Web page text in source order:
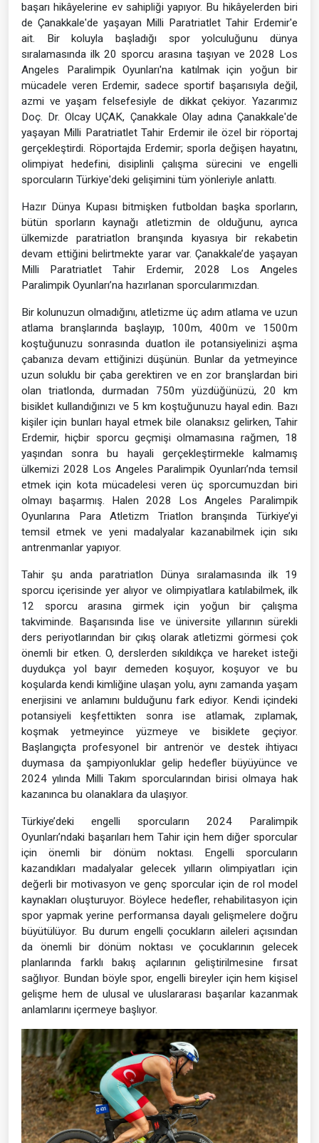
başarı hikâyelerine ev sahipliği yapıyor. Bu hikâyelerden biri
de Çanakkale'de yaşayan Milli Paratriatlet Tahir Erdemir'e
ait. Bir koluyla başladığı spor yolculuğunu dünya
sıralamasında ilk 20 sporcu arasına taşıyan ve 2028 Los
Angeles Paralimpik Oyunları'na katılmak için yoğun bir
mücadele veren Erdemir, sadece sportif başarısıyla değil,
azmi ve yaşam felsefesiyle de dikkat çekiyor. Yazarımız
Doç. Dr. Olcay UÇAK, Çanakkale Olay adına Çanakkale'de
yaşayan Milli Paratriatlet Tahir Erdemir ile özel bir röportaj
gerçekleştirdi. Röportajda Erdemir; sporla değişen hayatını,
olimpiyat hedefini, disiplinli çalışma sürecini ve engelli
sporcuların Türkiye'deki gelişimini tüm yönleriyle anlattı.
Hazır Dünya Kupası bitmişken futboldan başka sporların,
bütün sporların kaynağı atletizmin de olduğunu, ayrıca
ülkemizde paratriatlon branşında kıyasıya bir rekabetin
devam ettiğini belirtmekte yarar var. Çanakkale’de yaşayan
Milli Paratriatlet Tahir Erdemir, 2028 Los Angeles
Paralimpik Oyunları’na hazırlanan sporcularımızdan.
Bir kolunuzun olmadığını, atletizme üç adım atlama ve uzun
atlama branşlarında başlayıp, 100m, 400m ve 1500m
koştuğunuzu sonrasında duatlon ile potansiyelinizi aşma
çabanıza devam ettiğinizi düşünün. Bunlar da yetmeyince
uzun soluklu bir çaba gerektiren ve en zor branşlardan biri
olan triatlonda, durmadan 750m yüzdüğünüzü, 20 km
bisiklet kullandığınızı ve 5 km koştuğunuzu hayal edin. Bazı
kişiler için bunları hayal etmek bile olanaksız gelirken, Tahir
Erdemir, hiçbir sporcu geçmişi olmamasına rağmen, 18
yaşından sonra bu hayali gerçekleştirmekle kalmamış
ülkemizi 2028 Los Angeles Paralimpik Oyunları’nda temsil
etmek için kota mücadelesi veren üç sporcumuzdan biri
olmayı başarmış. Halen 2028 Los Angeles Paralimpik
Oyunlarına Para Atletizm Triatlon branşında Türkiye’yi
temsil etmek ve yeni madalyalar kazanabilmek için sıkı
antrenmanlar yapıyor.
Tahir şu anda paratriatlon Dünya sıralamasında ilk 19
sporcu içerisinde yer alıyor ve olimpiyatlara katılabilmek, ilk
12 sporcu arasına girmek için yoğun bir çalışma
takviminde. Başarısında lise ve üniversite yıllarının sürekli
ders periyotlarından bir çıkış olarak atletizmi görmesi çok
önemli bir etken. O, derslerden sıkıldıkça ve hareket isteği
duydukça yol bayır demeden koşuyor, koşuyor ve bu
koşularda kendi kimliğine ulaşan yolu, aynı zamanda yaşam
enerjisini ve anlamını bulduğunu fark ediyor. Kendi içindeki
potansiyeli keşfettikten sonra ise atlamak, zıplamak,
koşmak yetmeyince yüzmeye ve bisiklete geçiyor.
Başlangıçta profesyonel bir antrenör ve destek ihtiyacı
duymasa da şampiyonluklar gelip hedefler büyüyünce ve
2024 yılında Milli Takım sporcularından birisi olmaya hak
kazanınca bu olanaklara da ulaşıyor.
Türkiye’deki engelli sporcuların 2024 Paralimpik
Oyunları’ndaki başarıları hem Tahir için hem diğer sporcular
için önemli bir dönüm noktası. Engelli sporcuların
kazandıkları madalyalar gelecek yılların olimpiyatları için
değerli bir motivasyon ve genç sporcular için de rol model
kaynakları oluşturuyor. Böylece hedefler, rehabilitasyon için
spor yapmak yerine performansa dayalı gelişmelere doğru
büyütülüyor. Bu durum engelli çocukların aileleri açısından
da önemli bir dönüm noktası ve çocuklarının gelecek
planlarında farklı bakış açılarının geliştirilmesine fırsat
sağlıyor. Bundan böyle spor, engelli bireyler için hem kişisel
gelişme hem de ulusal ve uluslararası başarılar kazanmak
anlamlarını içermeye başlıyor.